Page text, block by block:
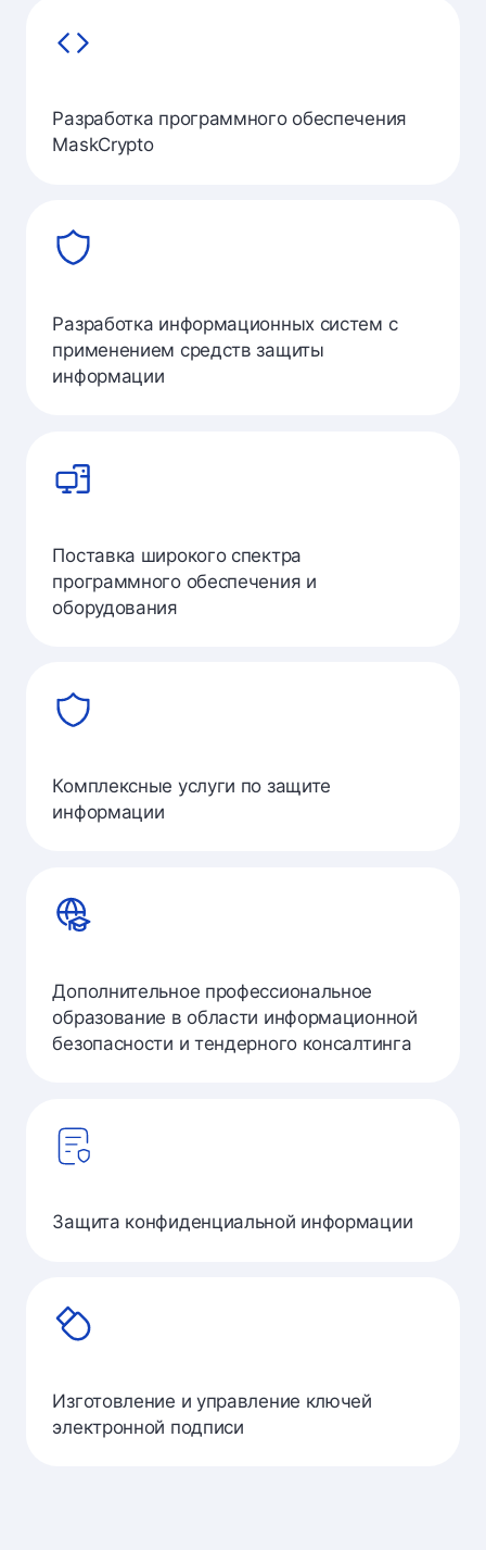
Разработка программного обеспечения
MaskCrypto
Разработка информационных систем с
применением средств защиты
информации
Поставка широкого спектра
программного обеспечения и
оборудования
Комплексные услуги по защите
информации
Дополнительное профессиональное
образование в области информационной
безопасности и тендерного консалтинга
Защита конфиденциальной информации
Изготовление и управление ключей
электронной подписи